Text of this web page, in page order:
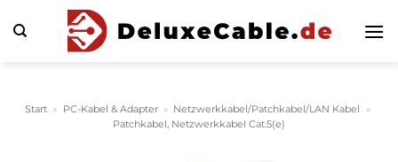
Inhalt
Start » PC-Kabel & Adapter » Netzwerkkabel/Patchkabel/LAN Kabel
»
Patchkabel, Netzwerkkabel Cat.5(e)